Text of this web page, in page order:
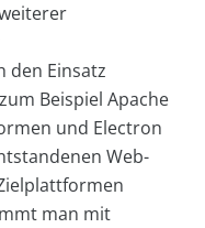
den Einsatz
Beispiel Apache
und Electron
Web-
man mit